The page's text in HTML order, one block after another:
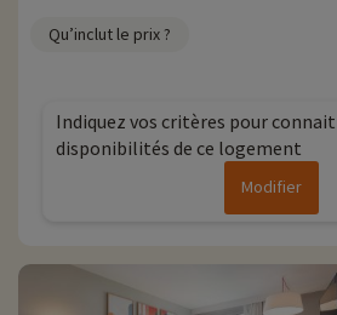
Qu’inclut le prix ?
Indiquez vos critères pour
disponibilités de ce logement
Modifier